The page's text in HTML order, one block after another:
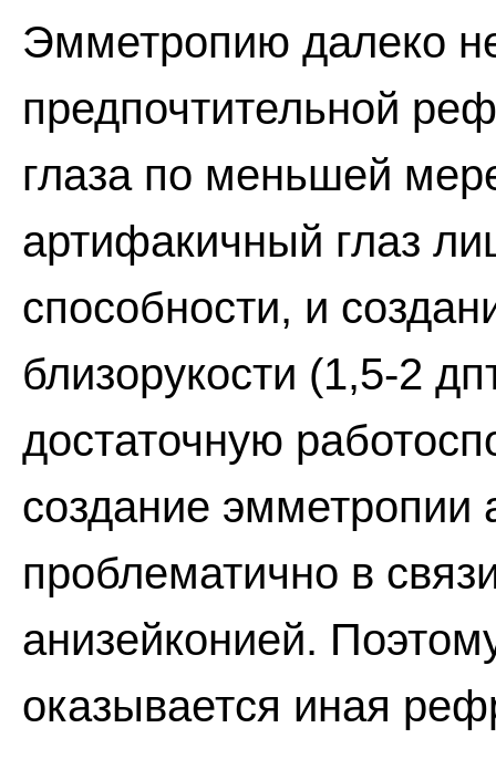
Эмметропию далеко
предпочтительной
глаза по меньшей
артифакичный глаз
способности, и
близорукости (1,5-2
достаточную
создание эмметропии
проблематично в
анизейконией.
оказывается иная